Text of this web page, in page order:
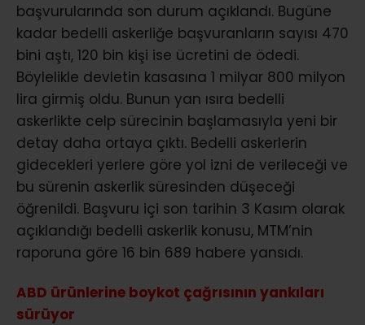
başvurularında son durum açıklandı. Bugüne
kadar bedelli askerliğe başvuranların sayısı 470
bini aştı, 120 bin kişi ise ücretini de ödedi.
Böylelikle devletin kasasına 1 milyar 800 milyon
lira girmiş oldu. Bunun yan ısıra bedelli
askerlikte celp sürecinin başlamasıyla yeni bir
detay daha ortaya çıktı. Bedelli askerlerin
gidecekleri yerlere göre yol izni de verileceği ve
bu sürenin askerlik süresinden düşeceği
öğrenildi. Başvuru içi son tarihin 3 Kasım olarak
açıklandığı bedelli askerlik konusu, MTM’nin
raporuna göre 16 bin 689 habere yansıdı.
ABD ürünlerine boykot çağrısının yankıları
sürüyor